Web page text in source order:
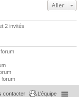
Aller
2 invités
forum
L’équipe
contacter